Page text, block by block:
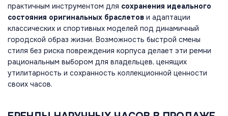
практичным инструментом для сохранения идеального
состояния оригинальных браслетов и адаптации
классических и спортивных моделей под динамичный
городской образ жизни. Возможность быстрой смены
стиля без риска повреждения корпуса делает эти ремни
рациональным выбором для владельцев, ценящих
утилитарность и сохранность коллекционной ценности
своих часов.